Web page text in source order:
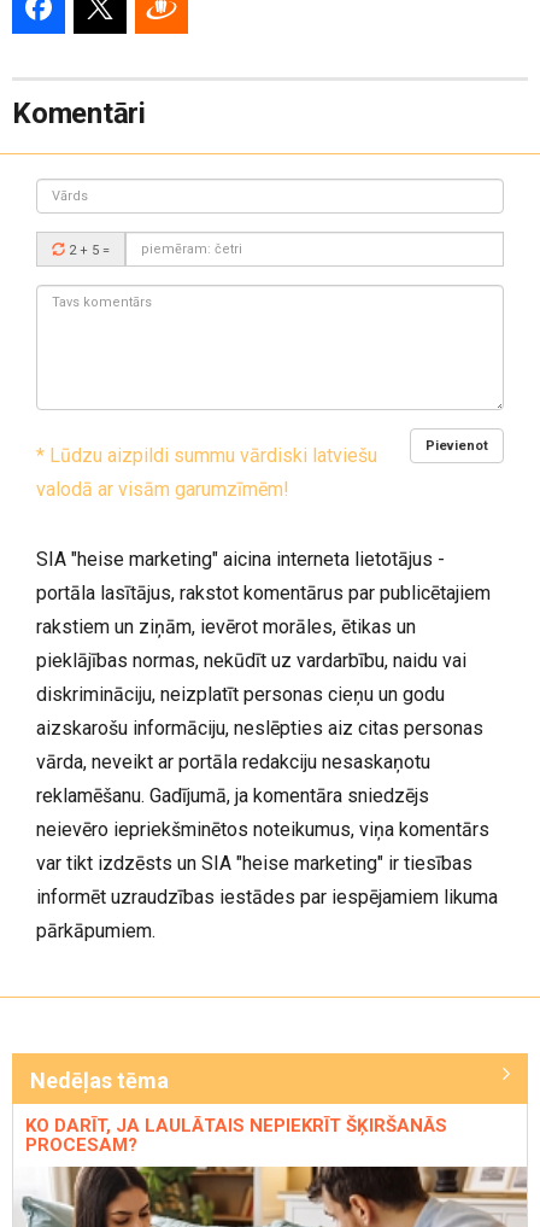
Komentāri
Vārds
Drošības
kods:
2 + 5 =
Tavs
Pievienot
* Lūdzu aizpildi summu vārdiski latviešu
valodā ar visām garumzīmēm!
SIA "heise marketing" aicina interneta lietotājus -
portāla lasītājus, rakstot komentārus par publicētajiem
rakstiem un ziņām, ievērot morāles, ētikas un
pieklājības normas, nekūdīt uz vardarbību, naidu vai
diskrimināciju, neizplatīt personas cieņu un godu
aizskarošu informāciju, neslēpties aiz citas personas
vārda, neveikt ar portāla redakciju nesaskaņotu
reklamēšanu. Gadījumā, ja komentāra sniedzējs
neievēro iepriekšminētos noteikumus, viņa komentārs
var tikt izdzēsts un SIA "heise marketing" ir tiesības
informēt uzraudzības iestādes par iespējamiem likuma
pārkāpumiem.
Nedēļas tēma
KO DARĪT, JA LAULĀTAIS NEPIEKRĪT ŠĶIRŠANĀS
PROCESAM?